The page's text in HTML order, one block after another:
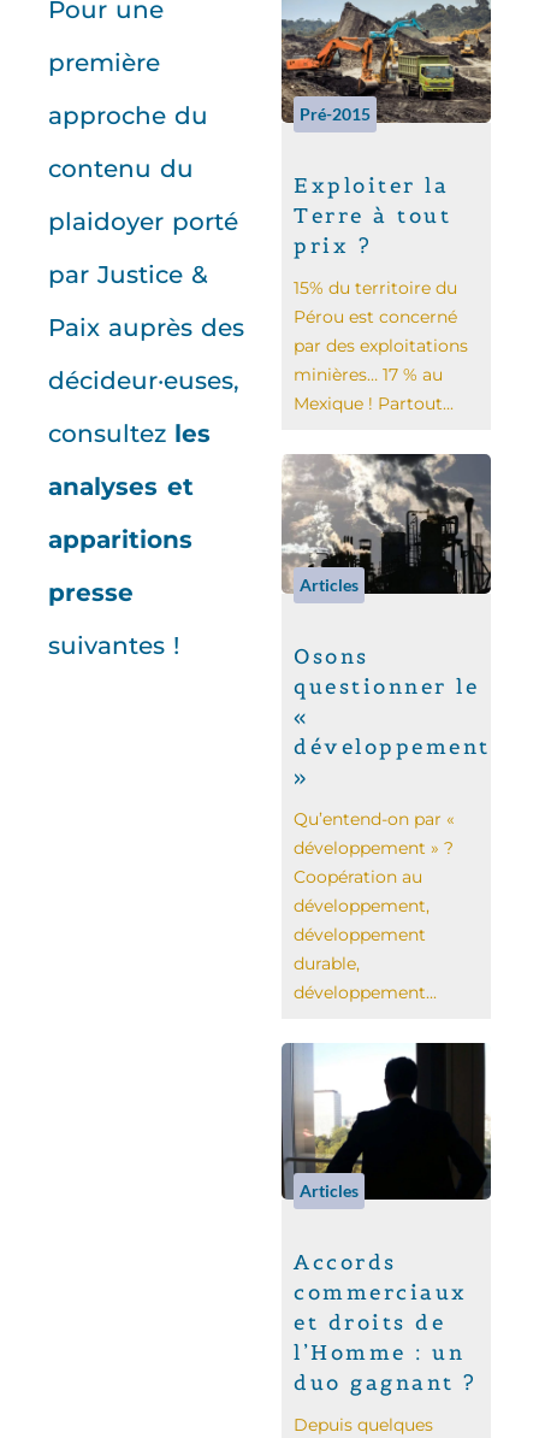
Pour une
première
approche du
contenu du
plaidoyer porté
par Justice &
Paix auprès des
décideur·euses,
consultez les
analyses et
apparitions
presse
suivantes !
Pré-2015
Exploiter la
Terre à tout
prix ?
15% du territoire du
Pérou est concerné
par des exploitations
minières… 17 % au
Mexique ! Partout...
Articles
Osons
questionner le
«
développement
»
Qu’entend-on par «
développement » ?
Coopération au
développement,
développement
durable,
développement...
Articles
Accords
commerciaux
et droits de
l’Homme : un
duo gagnant ?
Depuis quelques